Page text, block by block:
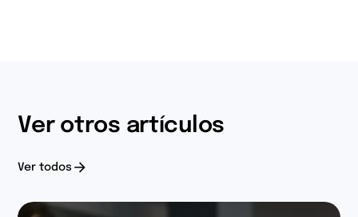
Ver otros artículos
Ver todos